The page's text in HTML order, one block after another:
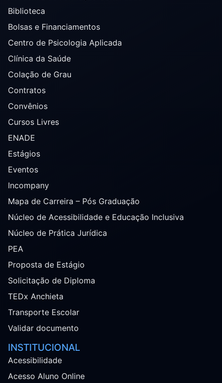
Biblioteca
Bolsas e Financiamentos
Centro de Psicologia Aplicada
Clínica da Saúde
Colação de Grau
Contratos
Convênios
Cursos Livres
ENADE
Estágios
Eventos
Incompany
Mapa de Carreira – Pós Graduação
Núcleo de Acessibilidade e Educação Inclusiva
Núcleo de Prática Jurídica
PEA
Proposta de Estágio
Solicitação de Diploma
TEDx Anchieta
Transporte Escolar
Validar documento
INSTITUCIONAL
Acessibilidade
Acesso Aluno Online